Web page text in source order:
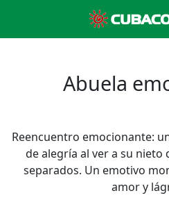
Abuela
Reencuentro emocionante:
de alegría al ver a su nieto
separados. Un emotivo
amor y